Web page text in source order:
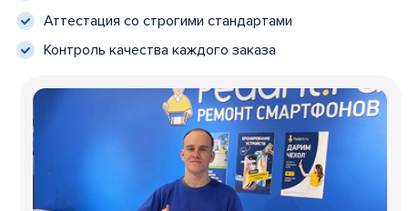
Аттестация со строгими стандартами
Контроль качества каждого заказа